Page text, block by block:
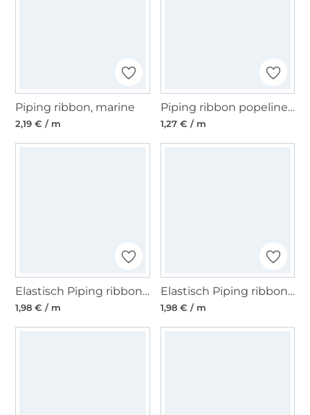
Piping ribbon, marine
2,19 € / m
Piping ribbon popeline, marineblauw
1,27 € / m
Elastisch Piping ribbon, wollweiss
1,98 € / m
Elastisch Piping ribbon, fuchsiaroze
1,98 € / m